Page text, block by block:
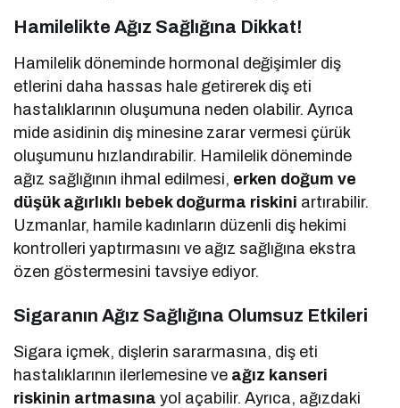
Hamilelikte Ağız Sağlığına Dikkat!
Hamilelik döneminde hormonal değişimler diş
etlerini daha hassas hale getirerek diş eti
hastalıklarının oluşumuna neden olabilir. Ayrıca
mide asidinin diş minesine zarar vermesi çürük
oluşumunu hızlandırabilir. Hamilelik döneminde
ağız sağlığının ihmal edilmesi, erken doğum ve
düşük ağırlıklı bebek doğurma riskini artırabilir.
Uzmanlar, hamile kadınların düzenli diş hekimi
kontrolleri yaptırmasını ve ağız sağlığına ekstra
özen göstermesini tavsiye ediyor.
Sigaranın Ağız Sağlığına Olumsuz Etkileri
Sigara içmek, dişlerin sararmasına, diş eti
hastalıklarının ilerlemesine ve ağız kanseri
riskinin artmasına yol açabilir. Ayrıca, ağızdaki